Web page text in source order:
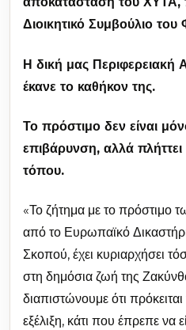
Διοικητικό Συμβούλιο
Η δική μας
έκανε το καθήκον της.
Το πρόστιμο δεν είναι
επιβάρυνση, αλλά πλήττει
τόπου.
«Το ζήτημα με το πρόστιμο
από το Ευρωπαϊκό
Σκοπού, έχει κυριαρχήσει
στη δημόσια ζωή της
διαπιστώνουμε ότι
εξέλιξη, κάτι που έπρεπε να